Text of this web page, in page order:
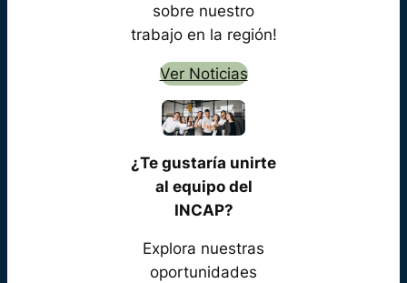
sobre nuestro
trabajo en la región!
Ver Noticias
¿Te gustaría unirte
al equipo del
INCAP?
Explora nuestras
oportunidades